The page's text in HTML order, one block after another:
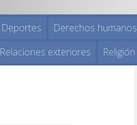
Deportes Derechos humanos
Relaciones exteriores Religión